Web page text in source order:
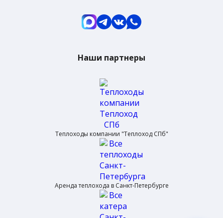
Наши партнеры
Теплоходы компании "Теплоход СПб"
Аренда теплохода в Санкт-Петербурге